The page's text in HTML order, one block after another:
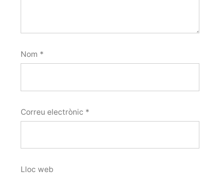
Nom *
Correu electrònic *
Lloc web